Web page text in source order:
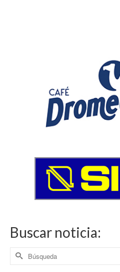
Buscar noticia:
Buscar
por: